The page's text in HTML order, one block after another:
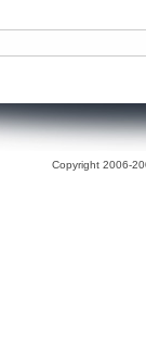
Copyright 2006-